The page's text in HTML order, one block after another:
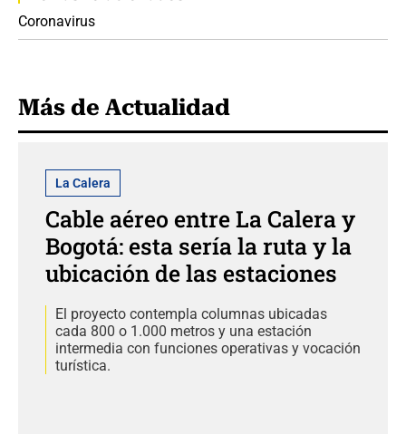
Coronavirus
Más de Actualidad
La Calera
Cable aéreo entre La Calera y
Bogotá: esta sería la ruta y la
ubicación de las estaciones
El proyecto contempla columnas ubicadas
cada 800 o 1.000 metros y una estación
intermedia con funciones operativas y vocación
turística.